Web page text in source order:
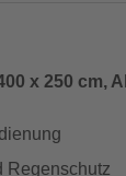
x 250 cm,
Regenschutz